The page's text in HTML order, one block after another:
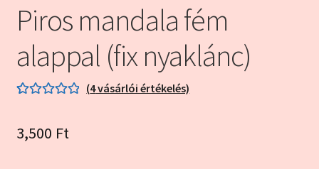
My account
Pénztár
Piros mandala fém
alappal (fix nyaklánc)
értékelés
(4vásárlói értékelés)
3,500 Ft